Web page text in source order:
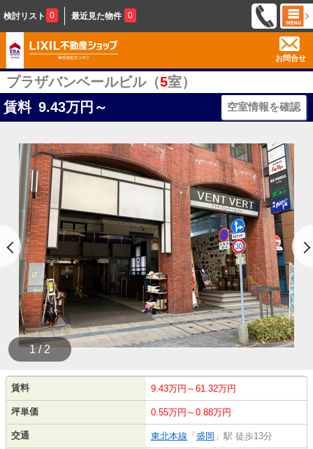
検討リスト 0 最近見た物件 0
お問合せ
プラザバンベールビル（5室）
賃料 9.43万円～ 空室情報を確認
1 / 2
賃料 9.43万円～61.32万円
坪単価 0.55万円～0.88万円
交通 東北本線 「 盛岡 」駅 徒歩13分